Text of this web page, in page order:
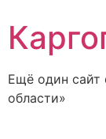
Ещё один сайт
области»